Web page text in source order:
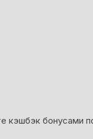
кэшбэк бонусами